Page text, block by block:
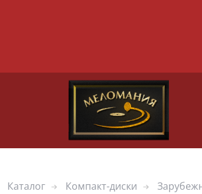
Каталог Компакт-диски